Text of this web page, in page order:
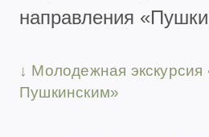
направления
↓ Молодежная экскурсия
Пушкинским»